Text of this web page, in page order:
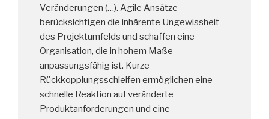
Veränderungen (…). Agile Ansätze
berücksichtigen die inhärente Ungewissheit
des Projektumfelds und schaffen eine
Organisation, die in hohem Maße
anpassungsfähig ist. Kurze
Rückkopplungsschleifen ermöglichen eine
schnelle Reaktion auf veränderte
Produktanforderungen und eine